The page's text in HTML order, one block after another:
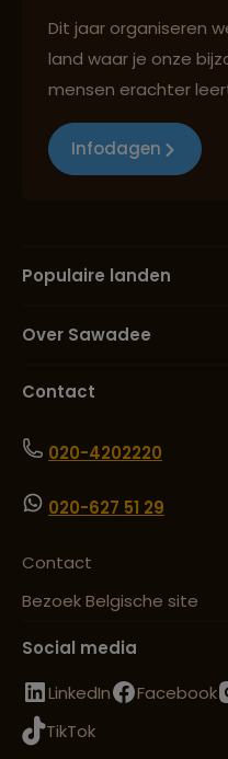
Dit jaar organiseren
land waar je onze
mensen erachter
Infodagen
Populaire landen
Over Sawadee
Contact
020-4202220
020-627 51 29
Contact
Bezoek Belgische site
Social media
LinkedIn
Facebook
TikTok